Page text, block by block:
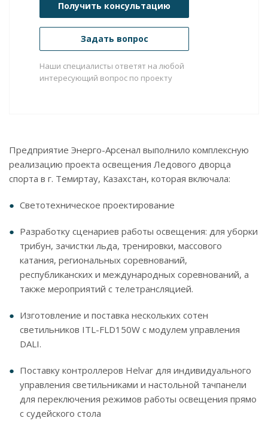
Получить консультацию
Задать вопрос
Наши специалисты ответят на любой
интересующий вопрос по проекту
Предприятие Энерго-Арсенал выполнило комплексную
реализацию проекта освещения Ледового дворца
спорта в г. Темиртау, Казахстан, которая включала:
Светотехническое проектирование
Разработку сценариев работы освещения: для уборки
трибун, зачистки льда, тренировки, массового
катания, региональных соревнований,
республиканских и международных соревнований, а
также мероприятий с телетрансляцией.
Изготовление и поставка нескольких сотен
светильников ITL-FLD150W с модулем управления
DALI.
Поставку контроллеров Helvar для индивидуального
управления светильниками и настольной тачпанели
для переключения режимов работы освещения прямо
с судейского стола